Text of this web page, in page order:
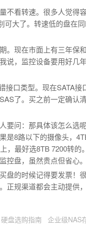
不看转速。很多人觉得
可大了。转速低的盘在
。现在市面上有三年保
说，监控设备要用好几
接口类型。现在SATA接
了。买之前一定确认
要问：那具体该怎么选
是8路以下的摄像头，
，最好选8TB 7200转的
控盘，虽然贵点但省心。
盘的时候记得要发票！
正规渠道都会主动提供，
硬盘选购指南 企业级NAS